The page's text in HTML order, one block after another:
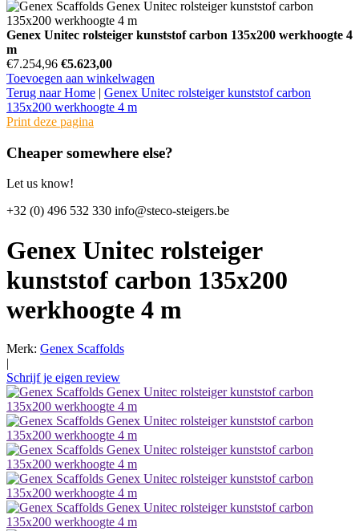
Genex Unitec rolsteiger kunststof carbon 135x200 werkhoogte 4
m
€7.254,96 €5.623,00
Toevoegen aan winkelwagen
Terug naar Home | Genex Unitec rolsteiger kunststof carbon
135x200 werkhoogte 4 m
Print deze pagina
Cheaper somewhere else?
Let us know!
+32 (0) 496 532 330 info@steco-steigers.be
Genex Unitec rolsteiger
kunststof carbon 135x200
werkhoogte 4 m
Merk: Genex Scaffolds
|
Schrijf je eigen review